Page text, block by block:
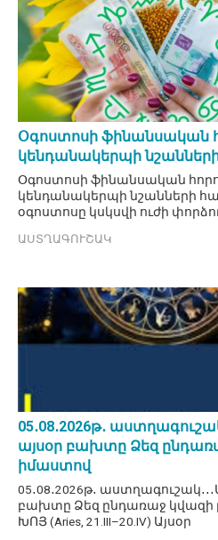
Օգոստոսի ֆինանսական
կենդանակերպի նշանների
Օգոստոսի ֆինանսական
կենդանակերպի նշանների
օգոստոսը կսկսվի ուժի
ԱՍՏՂԱԳՈՒՇԱԿ
05․08․2026թ․
այսօր բախտը Ձեզ
իմաստով
05․08․2026թ․
բախտը Ձեզ ընդառաջ կվազի
ԽՈՅ (Aries, 21.III–20.IV) Այսօր